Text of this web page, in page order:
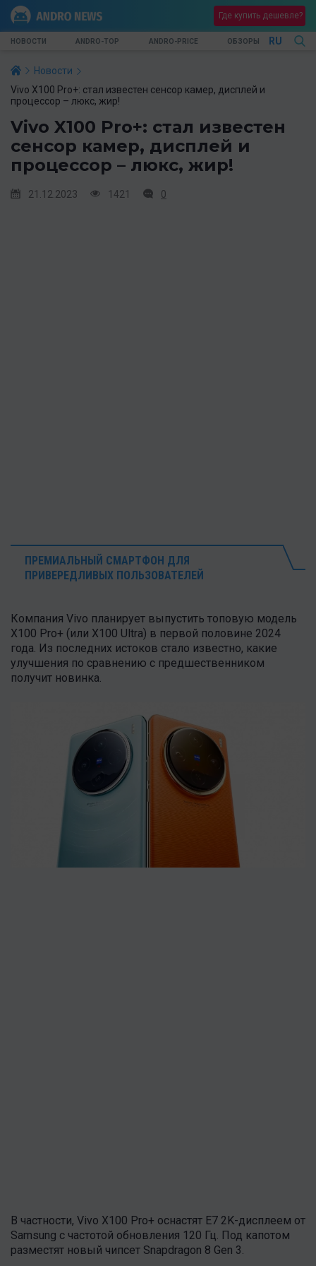
Где купить дешевле?
НОВОСТИ ANDRO-TOP ANDRO-PRICE ОБЗОРЫ RU
Новости
Vivo X100 Pro+: стал известен сенсор камер, дисплей и
процессор – люкс, жир!
Vivo X100 Pro+: стал известен
сенсор камер, дисплей и
процессор – люкс, жир!
21.12.2023 1421 0
ПРЕМИАЛЬНЫЙ СМАРТФОН ДЛЯ
ПРИВЕРЕДЛИВЫХ ПОЛЬЗОВАТЕЛЕЙ
Компания Vivo планирует выпустить топовую модель
X100 Pro+ (или X100 Ultra) в первой половине 2024
года. Из последних истоков стало известно, какие
улучшения по сравнению с предшественником
получит новинка.
В частности, Vivo X100 Pro+ оснастят E7 2K-дисплеем от
Samsung с частотой обновления 120 Гц. Под капотом
разместят новый чипсет Snapdragon 8 Gen 3.